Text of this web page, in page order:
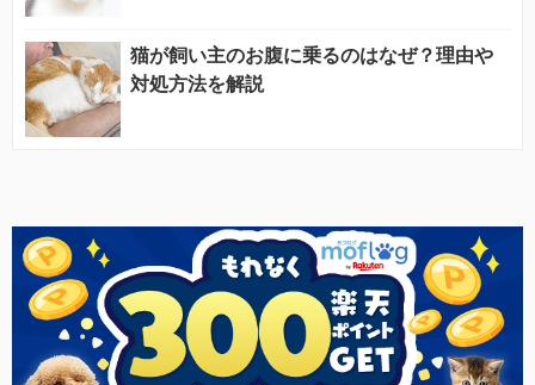
猫が飼い主のお腹に乗るのはなぜ？理由や
対処方法を解説